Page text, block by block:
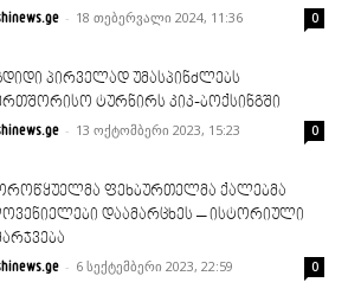
- 18 თებერვალი 2024, 11:36 0
პირველად უმასპინძლებს
ტურნირს კიკ-ბოქსინგში
- 13 ოქტომბერი 2023, 15:23 0
ფეხბურთელმა ქალებმა
დაამარცხეს – ისტორიული
- 6 სექტემბერი 2023, 22:59 0